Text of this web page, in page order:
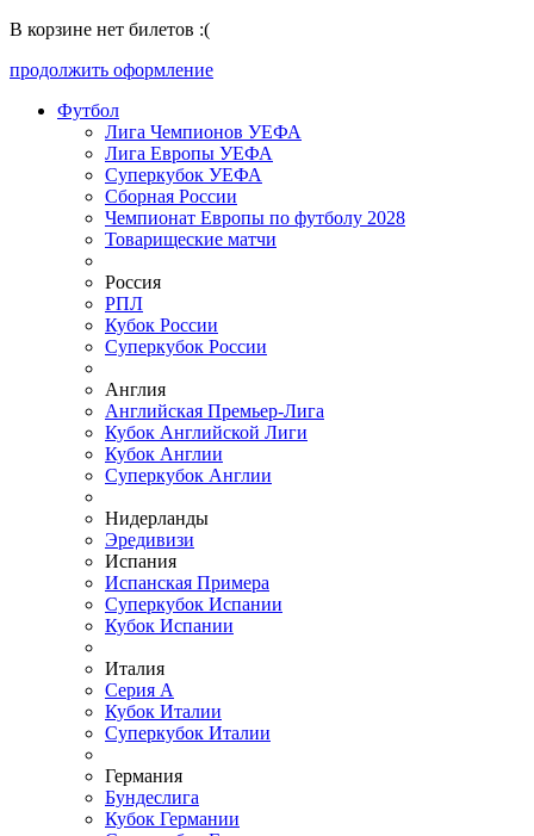
В корзине нет билетов :(
продолжить оформление
Футбол
Лига Чемпионов УЕФА
Лига Европы УЕФА
Суперкубок УЕФА
Сборная России
Чемпионат Европы по футболу 2028
Товарищеские матчи
Россия
РПЛ
Кубок России
Суперкубок России
Англия
Английская Премьер-Лига
Кубок Английской Лиги
Кубок Англии
Суперкубок Англии
Нидерланды
Эредивизи
Испания
Испанская Примера
Суперкубок Испании
Кубок Испании
Италия
Серия А
Кубок Италии
Суперкубок Италии
Германия
Бундеслига
Кубок Германии